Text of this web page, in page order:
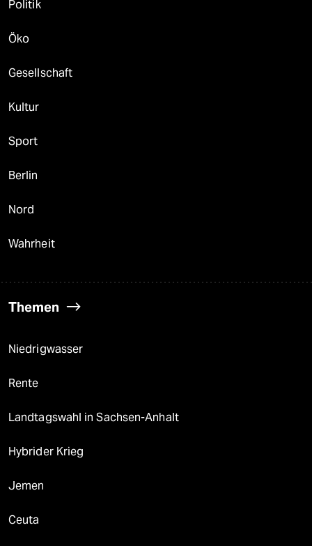
Politik
Öko
Gesellschaft
Kultur
Sport
Berlin
Nord
Wahrheit
Themen
Niedrigwasser
Rente
Landtagswahl in Sachsen-Anhalt
Hybrider Krieg
Jemen
Ceuta